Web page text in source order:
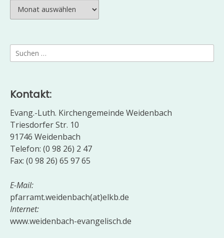
Archiv
Suchen
nach:
Kontakt:
Evang.-Luth. Kirchengemeinde Weidenbach
Triesdorfer Str. 10
91746 Weidenbach
Telefon: (0 98 26) 2 47
Fax: (0 98 26) 65 97 65
E-Mail:
pfarramt.weidenbach(at)elkb.de
Internet:
www.weidenbach-evangelisch.de